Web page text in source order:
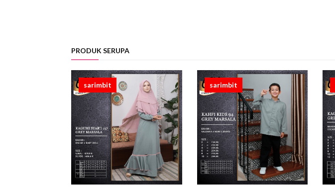
PRODUK SERUPA
sarimbit sarimbit